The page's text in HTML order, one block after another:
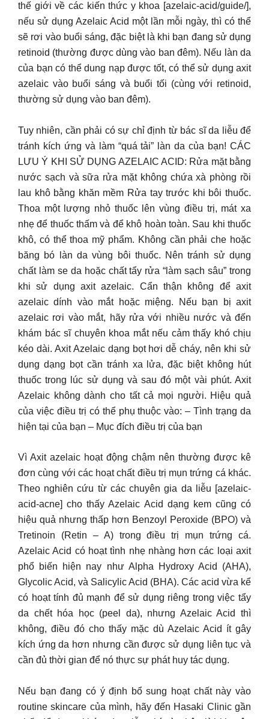
thế giới về các kiến thức y khoa [azelaic-acid/guide/],
nếu sử dụng Azelaic Acid một lần mỗi ngày, thì có thể
sẽ rơi vào buổi sáng, đặc biệt là khi bạn đang sử dụng
retinoid (thường được dùng vào ban đêm). Nếu làn da
của bạn có thể dung nạp được tốt, có thể sử dụng axit
azelaic vào buổi sáng và buổi tối (cùng với retinoid,
thường sử dụng vào ban đêm).
Tuy nhiên, cần phải có sự chỉ định từ bác sĩ da liễu để
tránh kích ứng và làm “quá tải” làn da của bạn! CÁC
LƯU Ý KHI SỬ DỤNG AZELAIC ACID: Rửa mặt bằng
nước sạch và sữa rửa mặt không chứa xà phòng rồi
lau khô bằng khăn mềm Rửa tay trước khi bôi thuốc.
Thoa một lượng nhỏ thuốc lên vùng điều trị, mát xa
nhẹ để thuốc thấm và để khô hoàn toàn. Sau khi thuốc
khô, có thể thoa mỹ phẩm. Không cần phải che hoặc
băng bó làn da vùng bôi thuốc. Nên tránh sử dụng
chất làm se da hoặc chất tẩy rửa “làm sạch sâu” trong
khi sử dụng axit azelaic. Cẩn thận không để axit
azelaic dính vào mắt hoặc miệng. Nếu bạn bị axit
azelaic rơi vào mắt, hãy rửa với nhiều nước và đến
khám bác sĩ chuyên khoa mắt nếu cảm thấy khó chịu
kéo dài. Axit Azelaic dạng bọt hơi dễ cháy, nên khi sử
dụng dạng bọt cần tránh xa lửa, đặc biệt không hút
thuốc trong lúc sử dụng và sau đó một vài phút. Axit
Azelaic không dành cho tất cả mọi người. Hiệu quả
của việc điều trị có thể phụ thuộc vào: – Tình trạng da
hiện tại của bạn – Mục đích điều trị của bạn
Vì Axit azelaic hoạt động chậm nên thường được kê
đơn cùng với các hoạt chất điều trị mụn trứng cá khác.
Theo nghiên cứu từ các chuyên gia da liễu [azelaic-
acid-acne] cho thấy Azelaic Acid dạng kem cũng có
hiệu quả nhưng thấp hơn Benzoyl Peroxide (BPO) và
Tretinoin (Retin – A) trong điều trị mụn trứng cá.
Azelaic Acid có hoạt tình nhẹ nhàng hơn các loại axit
phổ biến hiện nay như Alpha Hydroxy Acid (AHA),
Glycolic Acid, và Salicylic Acid (BHA). Các acid vừa kể
có hoạt tính đủ mạnh để sử dụng riêng trong việc tẩy
da chết hóa học (peel da), nhưng Azelaic Acid thì
không, điều đó cho thấy mặc dù Azelaic Acid ít gây
kích ứng da hơn nhưng cần được sử dụng liên tục và
cần đủ thời gian để nó thực sự phát huy tác dụng.
Nếu bạn đang có ý định bổ sung hoạt chất này vào
routine skincare của mình, hãy đến Hasaki Clinic gần